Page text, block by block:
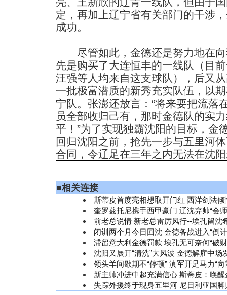
定，再加上辽宁省有关部门的干涉
成功。
尽管如此，金德还是努力地在向
先是购买了大连恒丰的一线队（目
汪强等人均来自这支球队），后又
一批极富潜质的新秀充实队伍，以
宁队。张澎还放言：“将来要把流落
员全部收归己有，那时金德队的实
平！”为了实现独霸沈阳的目标，金
回归沈阳之前，抢先一步与五里河
合同，令辽足在三年之内无法在沈
■相关连接
斯蒂皮首度亮相想取开门红 西洋剑法
奎罗兹托尼携手西甲豪门 辽沈弃帅“会
前老总说情 新老总雷厉风行--埃孔留沈
闭训两个月今日回沈 金德备战进入“倒
滞留意大利金德罚款 埃孔无可奈何“破
沈阳又展开“清洗”大风波 金德解雇中场
领头羊间歇期不“停顿” 滇军开足马力“向
新主帅冲进中超充满信心 斯蒂皮：唤
失踪外援终于现身五里河 尼日利亚国